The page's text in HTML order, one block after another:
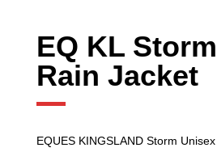
EQ KL
Rain Jacket
EQUES KINGSLAND Storm